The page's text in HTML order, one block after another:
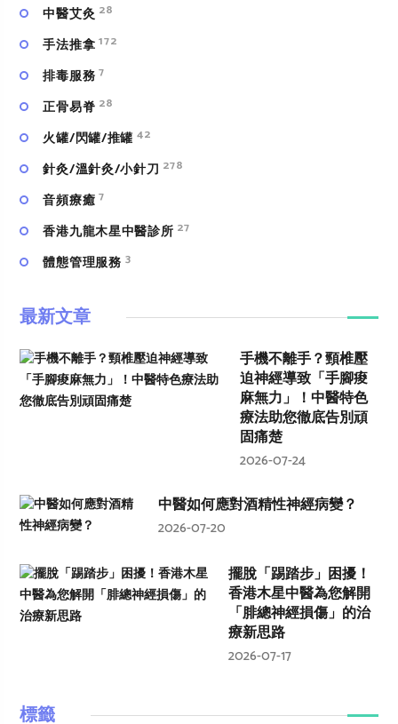
中醫艾灸 28
手法推拿 172
排毒服務 7
正骨易脊 28
火罐/閃罐/推罐 42
針灸/溫針灸/小針刀 278
⾳頻療癒 7
香港九龍木星中醫診所 27
體態管理服務 3
最新文章
手機不離手？頸椎壓
迫神經導致「手腳痠
麻無力」！中醫特色
療法助您徹底告別頑
固痛楚
2026-07-24
中醫如何應對酒精性神經病變？
2026-07-20
擺脫「踢踏步」困擾！
香港木星中醫為您解開
「腓總神經損傷」的治
療新思路
2026-07-17
標籤